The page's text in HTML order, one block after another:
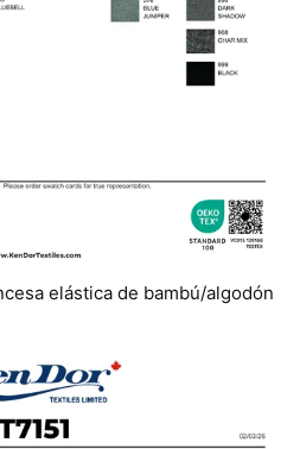
elástica de bambú/algodón